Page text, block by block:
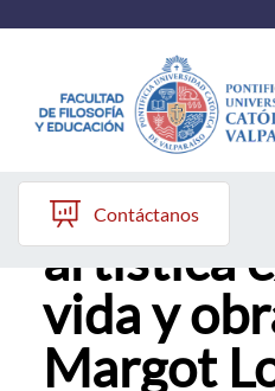
Quiénes somos
Líneas de trabajo 2025-2028
Historia
Proyecto Conocimientos 2030
Contáctanos
Exposición
artística
vida y
Margot